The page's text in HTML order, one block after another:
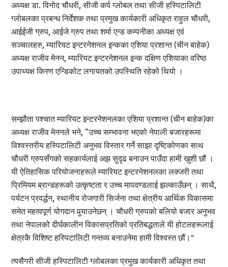
अध्यक्ष डा. विनोद चौधरी, सीजी कर्प ग्लोबल तथा सीजी हस्पिटालिटी
ग्लोबलका प्रबन्ध निर्देशक तथा प्रमुख कार्यकारी अधिकृत राहुल चौधरी,
आईईजी ग्रुप, आईजे ग्रुप तथा शर्मा एन्ड कम्पनीका अध्यक्ष एवं
सञ्चालहरु, म्यारियट इन्टरनेशनल इन्कका एशिया प्रशान्त (चीन बाहेक)
अध्यक्ष राजीव मेनन, म्यारियट इन्टरनेशनल इन्क दक्षिण एशियाका वरिष्ठ
उपाध्यक्ष किरण एन्डिकोट लगायतको उपस्थिति रहेको थियो ।
सम्झौता पश्चात म्यारियट इन्टरनेशनलका एशिया प्रशान्त (चीन बाहेक)का
अध्यक्ष राजीव मेननले भने, “उच्च सम्भावना भएको नेपाली बजारहरूमा
विश्वस्तरीय हस्पिटालिटी अनुभव विस्तार गर्ने साझा दृष्टिकोणका साथ
चौधरी ग्रुपसँगको सहकार्यलाई अझ सुदृढ बनाउन पाउँदा हामी खुशी छौं ।
यी ऐतिहासिक परियोजनाहरूले म्यारियट इन्टरनेशनलका लक्जरी तथा
प्रिमियम ब्रान्डहरूको उत्कृष्टता र उच्च मापदण्डलाई झल्काउँछन् । साथै,
पर्यटन प्रवर्द्धन, स्थानीय रोजगारी सिर्जना तथा क्षेत्रीय आर्थिक विकासमा
समेत महत्वपूर्ण योगदान पुर्‍याउनेछन् । चौधरी ग्रुपको बलियो बजार अनुभव
तथा नेपालको दीर्घकालीन विकासप्रतिको प्रतिबद्धताले यी होटलहरूलाई
क्षेत्रकै विशिष्ट हस्पिटालिटी गन्तव्य बनाउनेमा हामी विश्वस्त छौं।”
त्यसैगरी सीजी हस्पिटालिटी ग्लोबलका प्रमुख कार्यकारी अधिकृत तथा